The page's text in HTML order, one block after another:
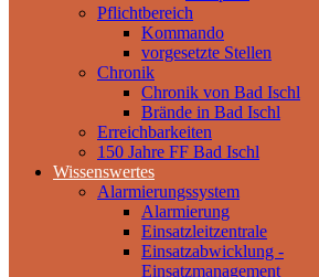
Pflichtbereich
Kommando
vorgesetzte Stellen
Chronik
Chronik von Bad Ischl
Brände in Bad Ischl
Erreichbarkeiten
150 Jahre FF Bad Ischl
Wissenswertes
Alarmierungssystem
Alarmierung
Einsatzleitzentrale
Einsatzabwicklung -
Einsatzmanagement